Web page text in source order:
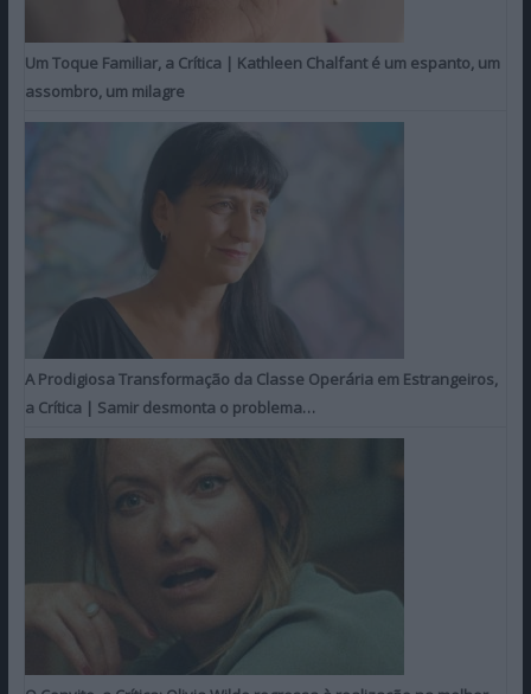
Um Toque Familiar, a Crítica | Kathleen Chalfant é um espanto, um
assombro, um milagre
A Prodigiosa Transformação da Classe Operária em Estrangeiros,
a Crítica | Samir desmonta o problema…